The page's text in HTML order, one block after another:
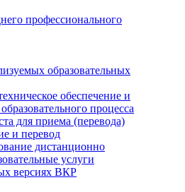
профессионального
образовательных
обеспечение и
процесса
для приема (перевода)
и перевод
дистанционно
услуги
версиях ВКР